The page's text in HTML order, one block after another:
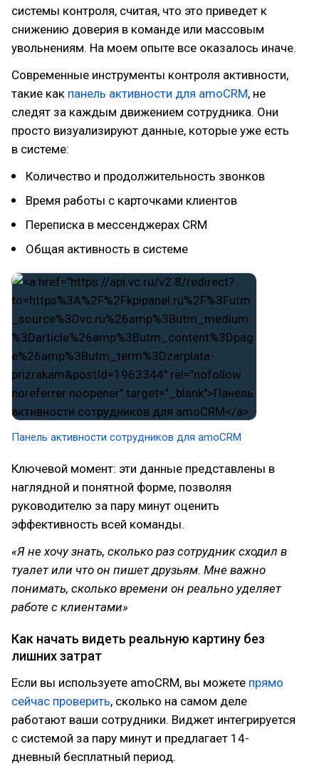
системы контроля, считая, что это приведет к
снижению доверия в команде или массовым
увольнениям. На моем опыте все оказалось иначе.
Современные инструменты контроля активности,
такие как панель активности для amoCRM, не
следят за каждым движением сотрудника. Они
просто визуализируют данные, которые уже есть
в системе:
Количество и продолжительность звонков
Время работы с карточками клиентов
Переписка в мессенджерах CRM
Общая активность в системе
Панель активности сотрудников для amoCRM
Ключевой момент: эти данные представлены в
наглядной и понятной форме, позволяя
руководителю за пару минут оценить
эффективность всей команды.
«Я не хочу знать, сколько раз сотрудник сходил в
туалет или что он пишет друзьям. Мне важно
понимать, сколько времени он реально уделяет
работе с клиентами»
Как начать видеть реальную картину без
лишних затрат
Если вы используете amoCRM, вы можете прямо
сейчас проверить, сколько на самом деле
работают ваши сотрудники. Виджет интегрируется
с системой за пару минут и предлагает 14-
дневный бесплатный период.